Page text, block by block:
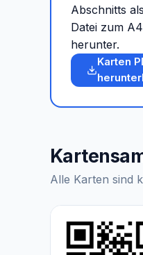
Abschnitts
Datei zum
herunter.
Karten
Alle Karten sind